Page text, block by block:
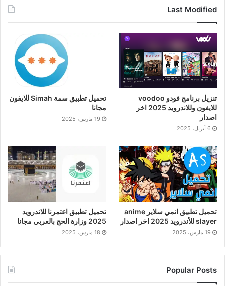
Last Modified
تنزيل برنامج فودو voodoo
للايفون وللاندرويد 2025 اخر
اصدار
6 أبريل، 2025
تحميل تطبيق سمة Simah للايفون
مجانا
19 مارس، 2025
تحميل تطبيق انمي سلاير anime
slayer للأندرويد 2025 اخر اصدار
19 مارس، 2025
تحميل تطبيق اعتمرنا للاندرويد
2025 وزارة الحج بالعربي مجانا
18 مارس، 2025
Popular Posts